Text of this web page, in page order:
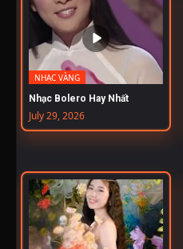
NHẠC VÀNG
Nhạc Bolero Hay Nhất
July 29, 2026